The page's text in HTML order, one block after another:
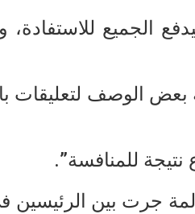
الجميع للاستفادة،
بعض الوصف لتعليقات
للمنافسة”.
جرت بين الرئيسين